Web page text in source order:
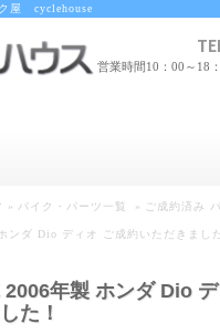
屋 cyclehouse
営業時間10：00～18
» バイク・パーツ一覧 » ご成約済み
ンダ Dio ディオ ご成約いただきまし
2006年製 ホンダ Dio
た！